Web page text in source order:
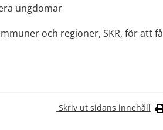
ungdomar
och regioner, SKR, för att få
Skriv ut sidans innehåll